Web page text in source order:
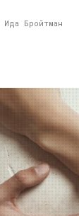
Ида Бройтман